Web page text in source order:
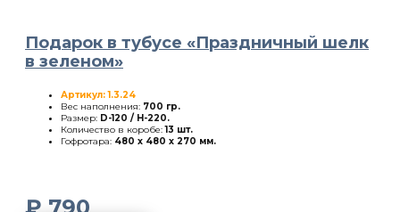
Подарок в тубусе «Праздничный шелк
в зеленом»
Артикул: 1.3.24
Вес наполнения: 700 гр.
Размер: D-120 / H-220.
Количество в коробе:13 шт.
Гофротара: 480 х 480 х 270 мм.